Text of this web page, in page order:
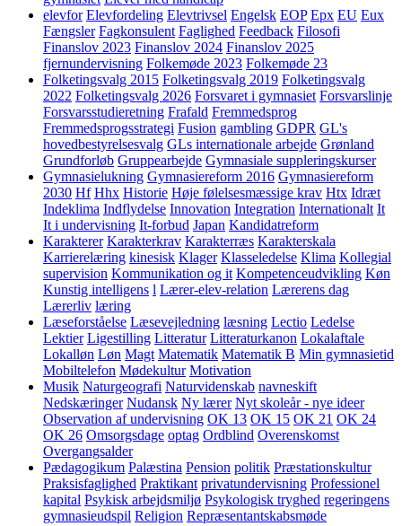
elevfor Elevfordeling Elevtrivsel Engelsk EOP Epx EU Eux
Fængsler Fagkonsulent Faglighed Feedback Filosofi
Finanslov 2023 Finanslov 2024 Finanslov 2025
fjernundervisning Folkemøde 2023 Folkemøde 23
Folketingsvalg 2015 Folketingsvalg 2019 Folketingsvalg
2022 Folketingsvalg 2026 Forsvaret i gymnasiet Forsvarslinje
Forsvarsstudieretning Frafald Fremmedsprog
Fremmedsprogsstrategi Fusion gambling GDPR GL's
hovedbestyrelsesvalg GLs internationale arbejde Grønland
Grundforløb Gruppearbejde Gymnasiale suppleringskurser
Gymnasielukning Gymnasiereform 2016 Gymnasiereform
2030 Hf Hhx Historie Høje følelsesmæssige krav Htx Idræt
Indeklima Indflydelse Innovation Integration Internationalt It
It i undervisning It-forbud Japan Kandidatreform
Karakterer Karakterkrav Karakterræs Karakterskala
Karrierelæring kinesisk Klager Klasseledelse Klima Kollegial
supervision Kommunikation og it Kompetenceudvikling Køn
Kunstig intelligens l Lærer-elev-relation Lærerens dag
Lærerliv læring
Læseforståelse Læsevejledning læsning Lectio Ledelse
Lektier Ligestilling Litteratur Litteraturkanon Lokalaftale
Lokalløn Løn Magt Matematik Matematik B Min gymnasietid
Mobiltelefon Mødekultur Motivation
Musik Naturgeografi Naturvidenskab navneskift
Nedskæringer Nudansk Ny lærer Nyt skoleår - nye ideer
Observation af undervisning OK 13 OK 15 OK 21 OK 24
OK 26 Omsorgsdage optag Ordblind Overenskomst
Overgangsalder
Pædagogikum Palæstina Pension politik Præstationskultur
Praksisfaglighed Praktikant privatundervisning Professionel
kapital Psykisk arbejdsmiljø Psykologisk tryghed regeringens
gymnasieudspil Religion Repræsentantskabsmøde